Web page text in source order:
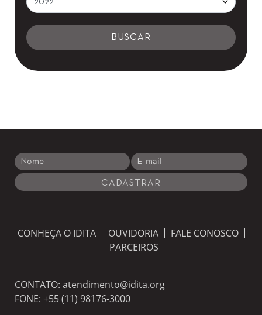
CONHEÇA O IDITA OUVIDORIA
FALE CONOSCO
PARCEIROS
CONTATO: atendimento@idita.org
FONE: +55 (11) 98176-3000